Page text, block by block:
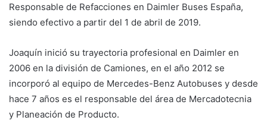
Responsable de Refacciones en Daimler Buses España,
siendo efectivo a partir del 1 de abril de 2019.
Joaquín inició su trayectoria profesional en Daimler en
2006 en la división de Camiones, en el año 2012 se
incorporó al equipo de Mercedes-Benz Autobuses y desde
hace 7 años es el responsable del área de Mercadotecnia
y Planeación de Producto.